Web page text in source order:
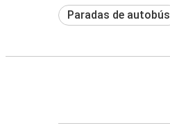
Paradas de autobús